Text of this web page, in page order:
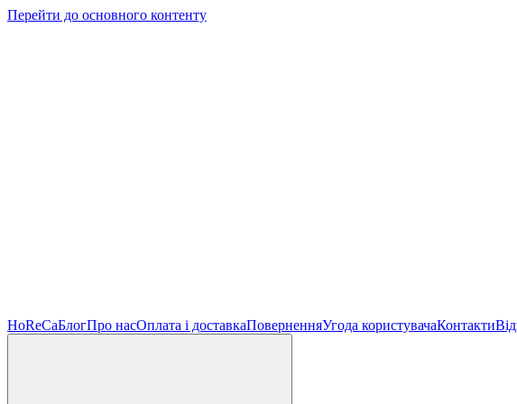
Перейти до основного контенту
HoReCaБлогПро насОплата і доставкаПоверненняУгода користувачаКонтакти